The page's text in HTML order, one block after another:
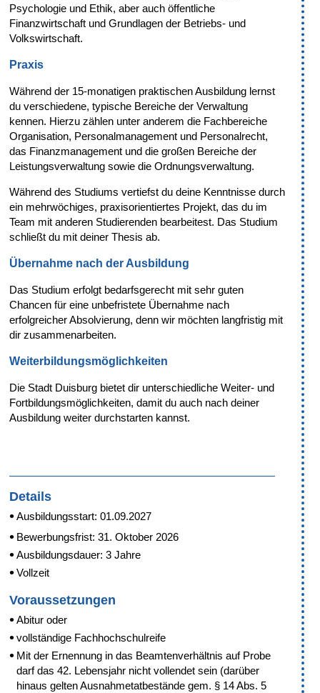
Psychologie und Ethik, aber auch öffentliche
Finanzwirtschaft und Grundlagen der Betriebs- und
Volkswirtschaft.
Praxis
Während der 15-monatigen praktischen Ausbildung lernst
du verschiedene, typische Bereiche der Verwaltung
kennen. Hierzu zählen unter anderem die Fachbereiche
Organisation, Personalmanagement und Personalrecht,
das Finanzmanagement und die großen Bereiche der
Leistungsverwaltung sowie die Ordnungsverwaltung.
Während des Studiums vertiefst du deine Kenntnisse durch
ein mehrwöchiges, praxisorientiertes Projekt, das du im
Team mit anderen Studierenden bearbeitest. Das Studium
schließt du mit deiner Thesis ab.
Übernahme nach der Ausbildung
Das Studium erfolgt bedarfsgerecht mit sehr guten
Chancen für eine unbefristete Übernahme nach
erfolgreicher Absolvierung, denn wir möchten langfristig mit
dir zusammenarbeiten.
Weiterbildungsmöglichkeiten
Die Stadt Duisburg bietet dir unterschiedliche Weiter- und
Fortbildungsmöglichkeiten, damit du auch nach deiner
Ausbildung weiter durchstarten kannst.
Details
Ausbildungsstart: 01.09.2027
Bewerbungsfrist: 31. Oktober 2026
Ausbildungsdauer: 3 Jahre
Vollzeit
Voraussetzungen
Abitur oder
vollständige Fachhochschulreife
Mit der Ernennung in das Beamtenverhältnis auf Probe
darf das 42. Lebensjahr nicht vollendet sein (darüber
hinaus gelten Ausnahmetatbestände gem. § 14 Abs. 5